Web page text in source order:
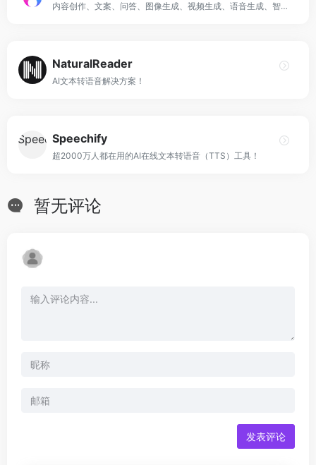
内容创作、文案、问答、图像生成、视频生成、语音生成、智能Agent、自动化工作流、自定义AI应用，定制你专属的 AI 应用工作台！
NaturalReader
AI文本转语音解决方案！
Speechify
超2000万人都在用的AI在线文本转语音（TTS）工具！
暂无评论
发表评论